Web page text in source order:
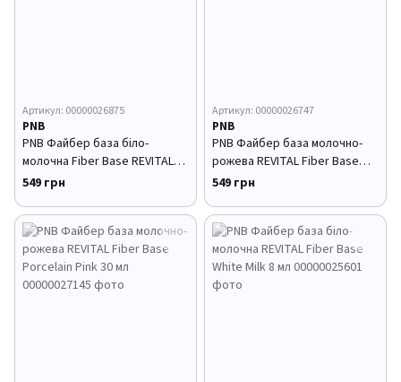
Артикул: 00000026875
PNB
PNB Файбер база біло-
молочна Fiber Base REVITAL
Floral Nude 30 мл
549 грн
Артикул: 00000026747
PNB
PNB Файбер база молочно-
рожева REVITAL Fiber Base
Milk Pink 30 мл
549 грн